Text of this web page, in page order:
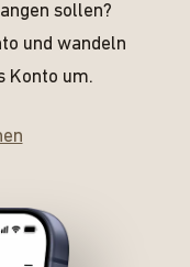
sollen?
und wandeln
Konto um.